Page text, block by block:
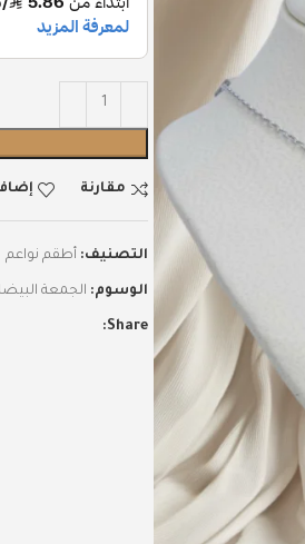
مقارنة
التصنيف: أطقم نواعم
الوسوم: الجمعة
Share: